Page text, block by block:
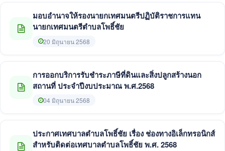
มอบอำนาจให้รองนายกเทศมนตรีปฏิบัติราชการแทน
นายกเทศมนตรีตำบลโพธิ์ชัย
20 มิถุนายน 2568
การออกบริการรับชำระภาษีที่ดินและสิ่งปลูกสร้างนอก
สถานที่ ประจำปีงบประมาณ พ.ศ.2568
04 มิถุนายน 2568
ประกาศเทศบาลตำบลโพธิ์ชัย เรื่อง ช่องทางอิเล็กทรอนิกส์
สำหรับติดต่อเทศบาลตำบลโพธิ์ชัย พ.ศ. 2568